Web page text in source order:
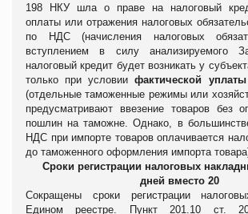
198 НКУ шла о праве на налоговый
оплаты или отражения налоговых
по НДС (начисления налоговых
вступлением в силу анализируемого
налоговый кредит будет возникать у
только при условиифактической
(отдельные таможенные режимы или
предусматривают ввезение товаров без
пошлин на таможне. Однако, в
НДС при импорте товаров оплачивается
до таможенного оформления импорта товара
Сроки регистрации налоговых
дней вместо 20
Сокращены сроки регистрации
Едином реестре. Пункт 201.10 ст.